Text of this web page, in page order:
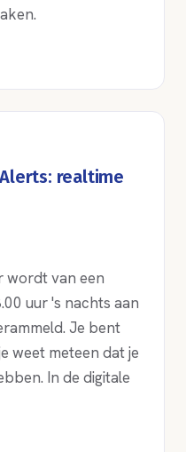
realtime
wordt van een
uur 's nachts aan
Je bent
weet meteen dat je
In de digitale